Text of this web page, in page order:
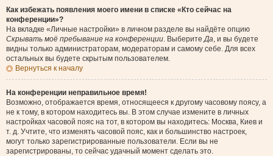
Как избежать появления моего имени в списке «Кто сейчас на
конференции»?
На вкладке «Личные настройки» в личном разделе вы найдёте опцию
Скрывать моё пребывание на конференции. ВыберитеДа, и вы будете
видны только администраторам, модераторам и самому себе. Для всех
остальных вы будете скрытым пользователем.
Вернуться к началу
На конференции неправильное время!
Возможно, отображается время, относящееся к другому часовому поясу, а
не к тому, в котором находитесь вы. В этом случае измените в личных
настройках часовой пояс на тот, в котором вы находитесь: Москва, Киев и
т. д. Учтите, что изменять часовой пояс, как и большинство настроек,
могут только зарегистрированные пользователи. Если вы не
зарегистрированы, то сейчас удачный момент сделать это.